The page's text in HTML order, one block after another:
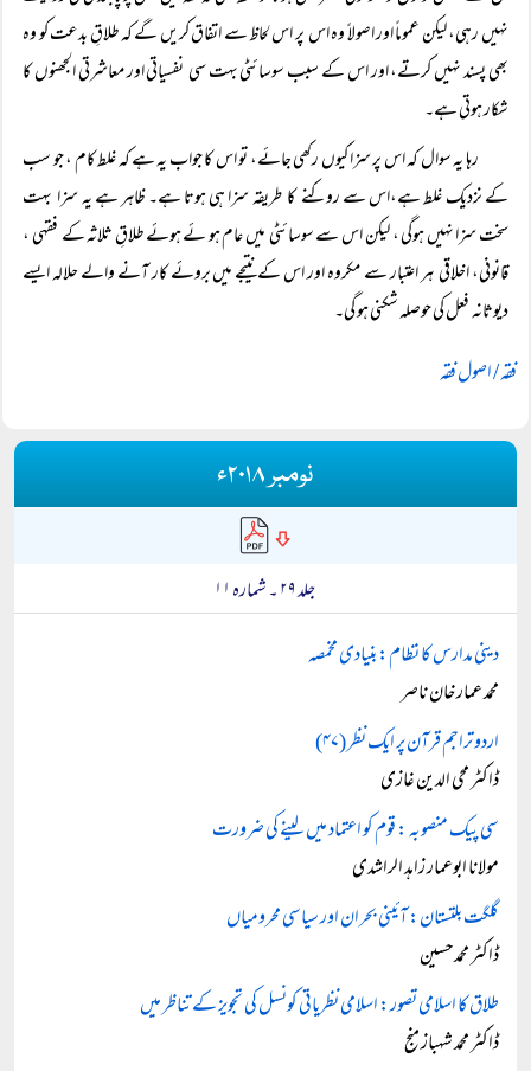
نہیں رہی، لیکن عموماً اور اصولاً وہ اس پر اس لحاظ سے اتفاق کریں گے کہ طلاقِ بدعت کو وہ
بھی پسند نہیں کرتے، اور اس کے سبب سوسائٹی بہت سی نفسیاتی اور معاشرتی الجھنوں کا
شکار ہوتی ہے۔
رہا یہ سوال کہ اس پر سزا کیوں رکھی جائے، تو اس کا جواب یہ ہے کہ غلط کام ، جو سب
کے نزدیک غلط ہے،اس سے روکنے کا طریقہ سزا ہی ہوتا ہے۔ ظاہر ہے یہ سزا بہت
سخت سزا نہیں ہوگی ، لیکن اس سے سوسائٹی میں عام ہو ئے ہوئے طلاقِ ثلاثہ کے فقہی ،
قانونی، اخلاقی ہر اعتبار سے مکروہ اور اس کے نتیجے میں بروئے کار آنے والے حلالہ ایسے
دیوثانہ فعل کی حوصلہ شکنی ہو گی۔
فقہ / اصول فقہ
نومبر ۲۰۱۸ء
جلد ۲۹ ۔ شمارہ ۱۱
دینی مدارس کا نظام: بنیادی مخمصہ
محمد عمار خان ناصر
اردو تراجم قرآن پر ایک نظر (۴۷)
ڈاکٹر محی الدین غازی
سی پیک منصوبہ : قوم کو اعتماد میں لینے کی ضرورت
مولانا ابوعمار زاہد الراشدی
گلگت بلتستان: آئینی بحران اور سیاسی محرومیاں
ڈاکٹر محمد حسین
طلاق کا اسلامی تصور: اسلامی نظریاتی کونسل کی تجویز کے تناظر میں
ڈاکٹر محمد شہباز منج